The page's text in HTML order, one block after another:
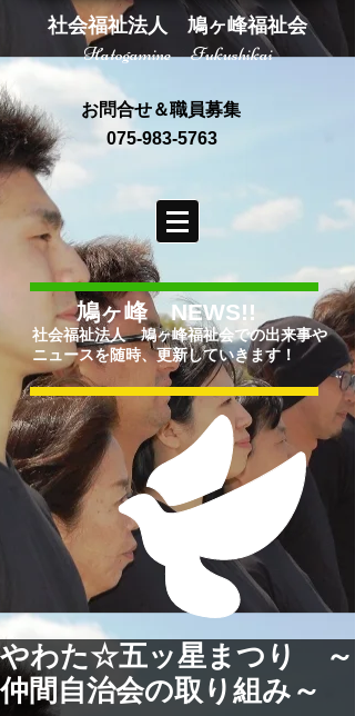
社会福祉法人 鳩ヶ峰福祉会
Hatogamine Fukushikai
075-983-5763
お問合せ＆職員募集
鳩ヶ峰 NEWS!!
社会福祉法人 鳩ヶ峰福祉会での出来事や
ニュースを随時、更新していきます！
やわた☆五ッ星まつり ～
仲間自治会の取り組み～